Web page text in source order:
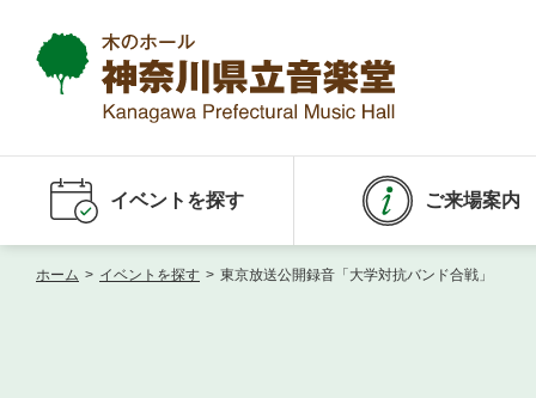
イベントを探す ご来場案内
ホーム > イベントを探す > 東京放送公開録音「大学対抗バンド合戦」